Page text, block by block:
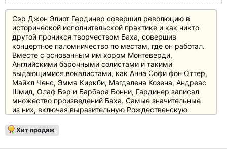
Сэр Джон Элиот Гардинер совершил революцию в
исторической исполнительской практике и как никто
другой проникся творчеством Баха, совершив
концертное паломничество по местам, где он работал.
Вместе с основанным им хором Монтеверди,
Английскими барочными солистами и такими
выдающимися вокалистами, как Анна Софи фон Оттер,
Майкл Ченс, Эмма Киркби, Магдалена Козена, Андреас
Шмид, Олаф Бэр и Барбара Бонни, Гардинер записал
множество произведений Баха. Самые значительные
из них, включая выразительную Рождественскую
Матфею", "Страсти по святому Иоанну", Мессу си-
минор и большой выбор кантат и мотетов, впервые
Хит продаж